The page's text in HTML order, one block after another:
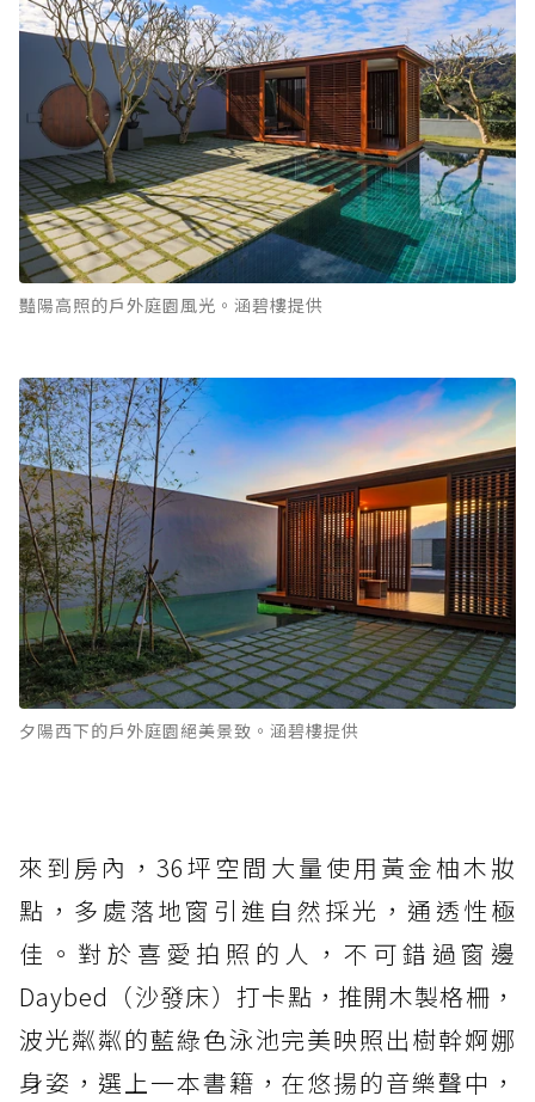
豔陽高照的戶外庭園風光。涵碧樓提供
夕陽西下的戶外庭園絕美景致。涵碧樓提供
來到房內，36坪空間大量使用黃金柚木妝
點，多處落地窗引進自然採光，通透性極
佳。對於喜愛拍照的人，不可錯過窗邊
Daybed（沙發床）打卡點，推開木製格柵，
波光粼粼的藍綠色泳池完美映照出樹幹婀娜
身姿，選上一本書籍，在悠揚的音樂聲中，